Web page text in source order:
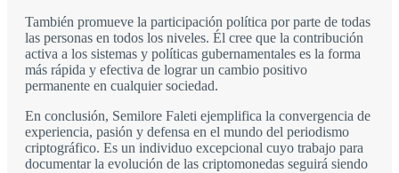
También promueve la participación política por parte de todas
las personas en todos los niveles. Él cree que la contribución
activa a los sistemas y políticas gubernamentales es la forma
más rápida y efectiva de lograr un cambio positivo
permanente en cualquier sociedad.
En conclusión, Semilore Faleti ejemplifica la convergencia de
experiencia, pasión y defensa en el mundo del periodismo
criptográfico. Es un individuo excepcional cuyo trabajo para
documentar la evolución de las criptomonedas seguirá siendo